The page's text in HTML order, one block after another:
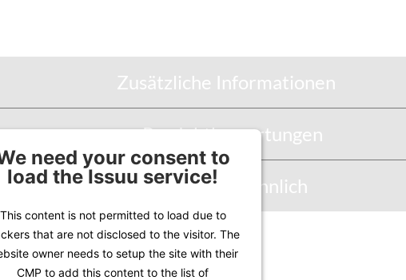
need your consent to
load the Issuu service!
This content is not permitted to load due to
that are not disclosed to the visitor. The
owner needs to setup the site with their
CMP to add this content to the list of
Zusätzliche Informationen
Produktbewertungen
Abbildung Ähnlich
nähere Infos unter Lieferung & Versand